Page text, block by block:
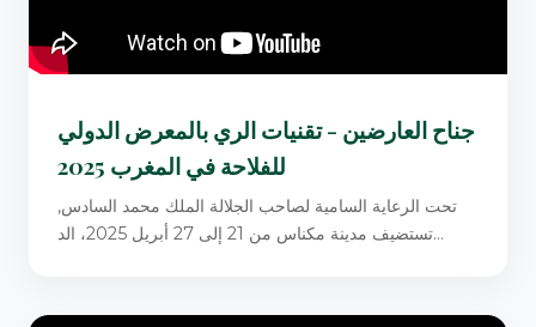
جناح العارضين - تقنيات الري بالمعرض الدولي
للفلاحة في المغرب 2025
تحت الرعاية السامية لصاحب الجلالة الملك محمد السادس,
تستضيف مدينة مكناس من 21 إلى 27 أبريل 2025، الد...